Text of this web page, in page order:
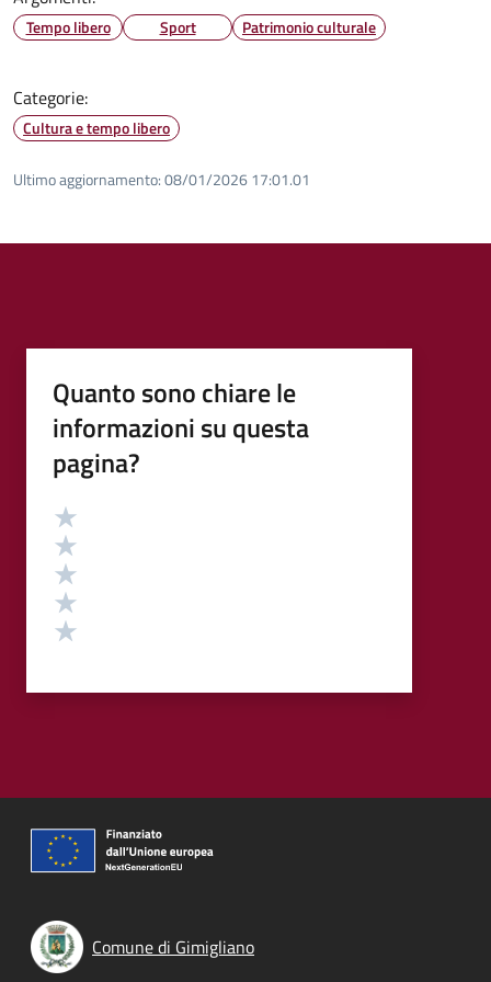
Tempo libero Sport Patrimonio culturale
Categorie:
Cultura e tempo libero
Ultimo aggiornamento:08/01/2026 17:01.01
Quanto sono chiare le
informazioni su questa
pagina?
Valutazione
Comune di Gimigliano